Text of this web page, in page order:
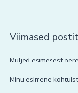
Viimased
Muljed esimesest
Minu esimene